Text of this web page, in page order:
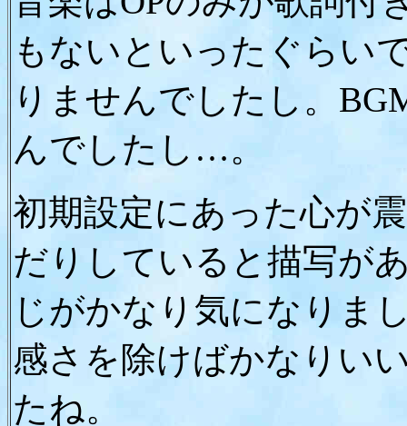
もないといったぐらい
りませんでしたし。
んでしたし…。
初期設定にあった心が
だりしていると描写が
じがかなり気になりま
感さを除けばかなりい
たね。